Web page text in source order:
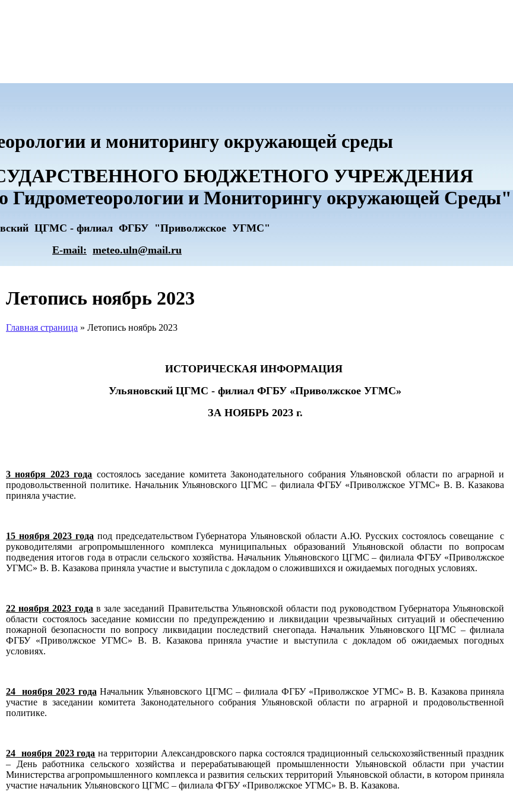
и мониторингу окружающей среды
БЮДЖЕТНОГО УЧРЕЖДЕНИЯ
и Мониторингу окружающей Среды"
ЦГМС - филиал ФГБУ "Приволжское УГМС"
E-mail: meteo.uln@mail.ru
Летопись ноябрь 2023
Главная страница » Летопись ноябрь 2023
ИСТОРИЧЕСКАЯ ИНФОРМАЦИЯ
Ульяновский ЦГМС - филиал ФГБУ «Приволжское УГМС»
ЗА НОЯБРЬ 2023 г.
3 ноября 2023 года состоялось заседание комитета Законодательного собрания Ульяновской области по аграрной и
продовольственной политике. Начальник Ульяновского ЦГМС – филиала ФГБУ «Приволжское УГМС» В. В. Казакова
приняла участие.
15 ноября 2023 года под председательством Губернатора Ульяновской области А.Ю. Русских состоялось совещание с
руководителями агропромышленного комплекса муниципальных образований Ульяновской области по вопросам
подведения итогов года в отрасли сельского хозяйства. Начальник Ульяновского ЦГМС – филиала ФГБУ «Приволжское
УГМС» В. В. Казакова приняла участие и выступила с докладом о сложившихся и ожидаемых погодных условиях.
22 ноября 2023 года в зале заседаний Правительства Ульяновской области под руководством Губернатора Ульяновской
области состоялось заседание комиссии по предупреждению и ликвидации чрезвычайных ситуаций и обеспечению
пожарной безопасности по вопросу ликвидации последствий снегопада. Начальник Ульяновского ЦГМС – филиала
ФГБУ «Приволжское УГМС» В. В. Казакова приняла участие и выступила с докладом об ожидаемых погодных
условиях.
24 ноября 2023 года Начальник Ульяновского ЦГМС – филиала ФГБУ «Приволжское УГМС» В. В. Казакова приняла
участие в заседании комитета Законодательного собрания Ульяновской области по аграрной и продовольственной
политике.
24 ноября 2023 года на территории Александровского парка состоялся традиционный сельскохозяйственный праздник
– День работника сельского хозяйства и перерабатывающей промышленности Ульяновской области при участии
Министерства агропромышленного комплекса и развития сельских территорий Ульяновской области, в котором приняла
участие начальник Ульяновского ЦГМС – филиала ФГБУ «Приволжское УГМС» В. В. Казакова.